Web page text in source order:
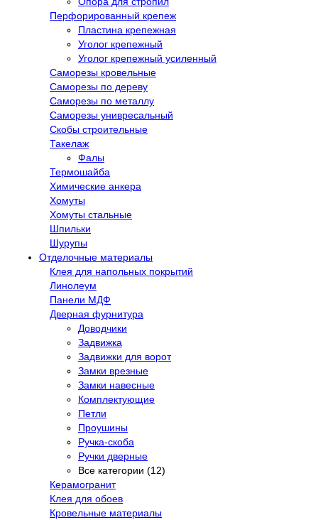
Перфорированный крепеж
Пластина крепежная
Уголог крепежный
Уголог крепежный усиленный
Саморезы кровельные
Саморезы по дереву
Саморезы по металлу
Саморезы унивресальный
Скобы строительные
Такелаж
Фалы
Термошайба
Химические анкера
Хомуты
Хомуты стальные
Шпильки
Шурупы
Отделочные материалы
Клея для напольных покрытий
Линолеум
Панели МДФ
Дверная фурнитура
Доводчики
Задвижка
Задвижки для ворот
Замки врезные
Замки навесные
Комплектующие
Петли
Проушины
Ручка-скоба
Ручки дверные
Все категории (12)
Керамогранит
Клея для обоев
Кровельные материалы